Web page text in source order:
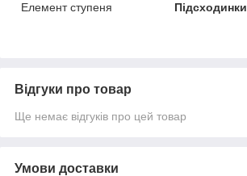
Елемент ступеня
Підсходинки
Відгуки про товар
Ще немає відгуків про цей товар
Умови доставки